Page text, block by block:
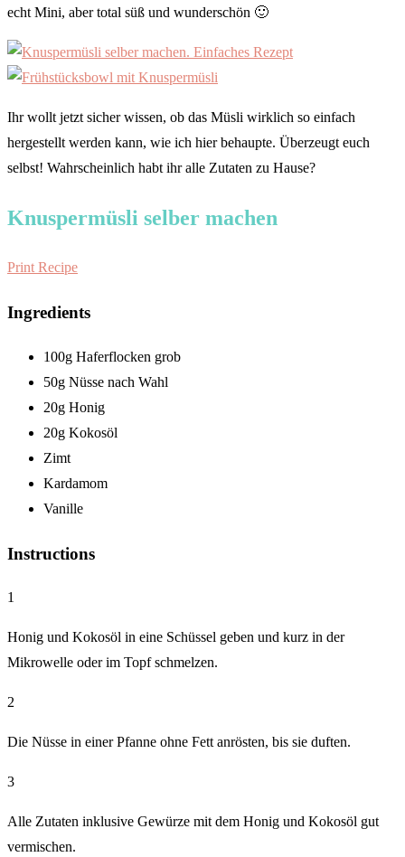
echt Mini, aber total süß und wunderschön 🙂
Ihr wollt jetzt sicher wissen, ob das Müsli wirklich so einfach
hergestellt werden kann, wie ich hier behaupte. Überzeugt euch
selbst! Wahrscheinlich habt ihr alle Zutaten zu Hause?
Knuspermüsli selber machen
Print Recipe
Ingredients
100g Haferflocken grob
50g Nüsse nach Wahl
20g Honig
20g Kokosöl
Zimt
Kardamom
Vanille
Instructions
1
Honig und Kokosöl in eine Schüssel geben und kurz in der
Mikrowelle oder im Topf schmelzen.
2
Die Nüsse in einer Pfanne ohne Fett anrösten, bis sie duften.
3
Alle Zutaten inklusive Gewürze mit dem Honig und Kokosöl gut
vermischen.